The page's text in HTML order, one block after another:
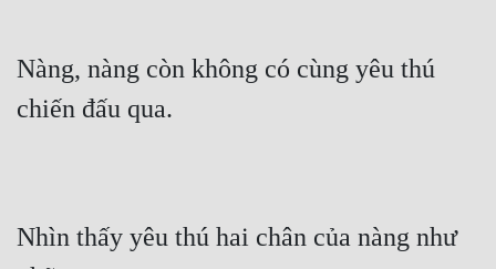
Nàng, nàng còn không có cùng yêu thú
chiến đấu qua.
Nhìn thấy yêu thú hai chân của nàng như